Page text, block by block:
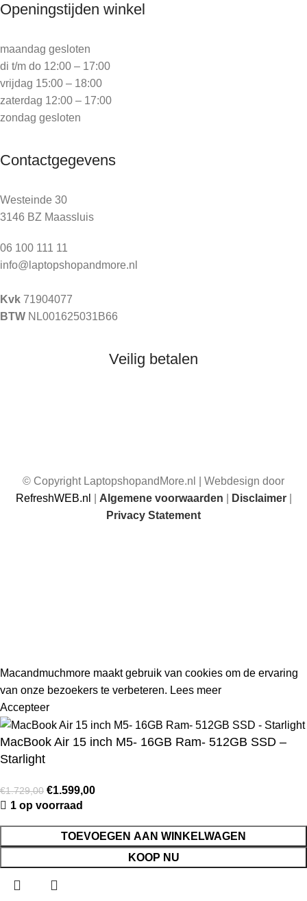
Openingstijden winkel
maandag gesloten
di t/m do 12:00 – 17:00
vrijdag 15:00 – 18:00
zaterdag 12:00 – 17:00
zondag gesloten
Contactgegevens
Westeinde 30
3146 BZ Maassluis
06 100 111 11
info@laptopshopandmore.nl
Kvk 71904077
BTW NL001625031B66
Veilig betalen
© Copyright LaptopshopandMore.nl | Webdesign door
RefreshWEB.nl
Algemene voorwaarden Disclaimer|
Privacy Statement
Macandmuchmore maakt gebruik van cookies om de ervaring
van onze bezoekers te verbeteren. Lees meer
Accepteer
MacBook Air 15 inch M5- 16GB Ram- 512GB SSD –
Starlight
€1.729,00 €1.599,00
1 op voorraad
TOEVOEGEN AAN WINKELWAGEN
KOOP NU